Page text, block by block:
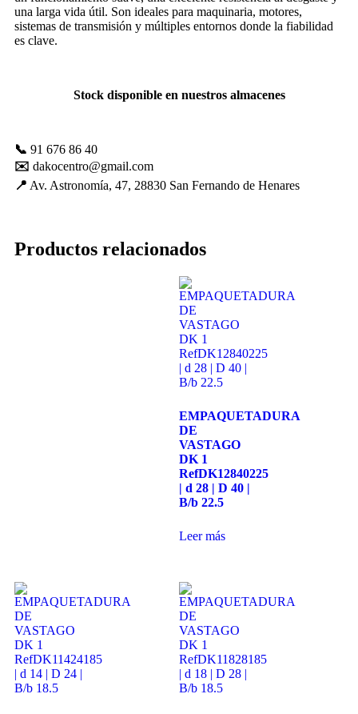
una larga vida útil. Son ideales para maquinaria, motores,
sistemas de transmisión y múltiples entornos donde la fiabilidad
es clave.
Stock disponible en nuestros almacenes
📞 91 676 86 40
✉️ dakocentro@gmail.com
📍 Av. Astronomía, 47, 28830 San Fernando de Henares
Productos relacionados
EMPAQUETADURA
DE
VASTAGO
DK 1
RefDK12840225
| d 28 | D 40 |
B/b 22.5
Leer más
Para que
nuestra web
funcione lo
nuestra página.
Si rechaza estas
cookies,
de la web. Si
las aceptas, nos